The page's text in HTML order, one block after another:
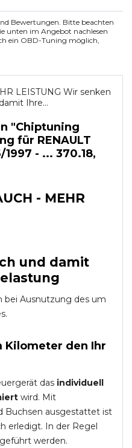
Bewertungen. Bitte beachten
unten im Angebot nachlesen
ein OBD-Tuning möglich,
LEISTUNG Wir senken
Ihre...
"Chiptuning
für RENAULT
1997 - ... 370.18,
- MEHR
und damit
bei Ausnutzung des um
Kilometer den Ihr
das individuell
wird. Mit
Buchsen ausgestattet ist
erledigt. In der Regel
werden.